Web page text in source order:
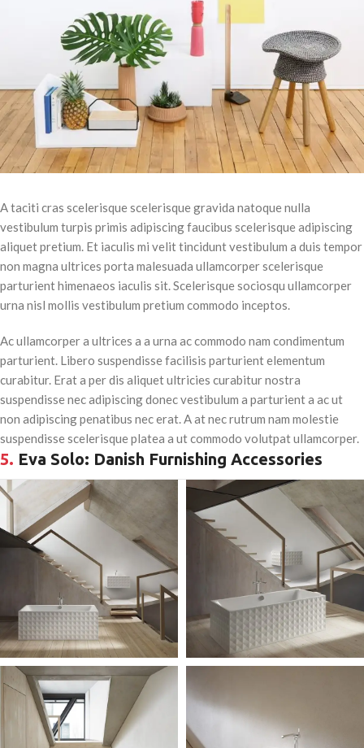
A taciti cras scelerisque scelerisque gravida natoque nulla
vestibulum turpis primis adipiscing faucibus scelerisque adipiscing
aliquet pretium. Et iaculis mi velit tincidunt vestibulum a duis tempor
non magna ultrices porta malesuada ullamcorper scelerisque
parturient himenaeos iaculis sit. Scelerisque sociosqu ullamcorper
urna nisl mollis vestibulum pretium commodo inceptos.
Ac ullamcorper a ultrices a a urna ac commodo nam condimentum
parturient. Libero suspendisse facilisis parturient elementum
curabitur. Erat a per dis aliquet ultricies curabitur nostra
suspendisse nec adipiscing donec vestibulum a parturient a ac ut
non adipiscing penatibus nec erat. A at nec rutrum nam molestie
suspendisse scelerisque platea a ut commodo volutpat ullamcorper.
5. Eva Solo: Danish Furnishing Accessories